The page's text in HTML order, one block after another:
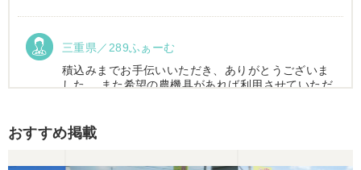
三重県／289ふぁーむ
積込みまでお手伝いいただき、ありがとうございま
した。 また希望の農機具があれば利用させていただ
おすすめ掲載